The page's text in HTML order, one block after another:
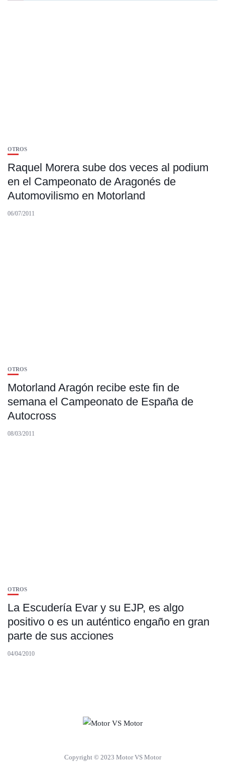
OTROS
Raquel Morera sube dos veces al podium
en el Campeonato de Aragonés de
Automovilismo en Motorland
06/07/2011
OTROS
Motorland Aragón recibe este fin de
semana el Campeonato de España de
Autocross
08/03/2011
OTROS
La Escudería Evar y su EJP, es algo
positivo o es un auténtico engaño en gran
parte de sus acciones
04/04/2010
Copyright © 2023 Motor VS Motor